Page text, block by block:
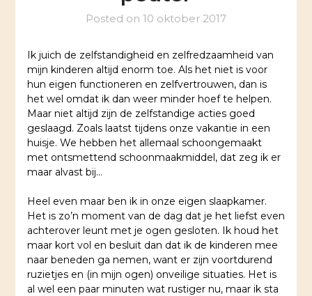
Posted on 10 oktober 2017
Ik juich de zelfstandigheid en zelfredzaamheid van
mijn kinderen altijd enorm toe. Als het niet is voor
hun eigen functioneren en zelfvertrouwen, dan is
het wel omdat ik dan weer minder hoef te helpen.
Maar niet altijd zijn de zelfstandige acties goed
geslaagd. Zoals laatst tijdens onze vakantie in een
huisje. We hebben het allemaal schoongemaakt
met ontsmettend schoonmaakmiddel, dat zeg ik er
maar alvast bij…
Heel even maar ben ik in onze eigen slaapkamer.
Het is zo’n moment van de dag dat je het liefst even
achterover leunt met je ogen gesloten. Ik houd het
maar kort vol en besluit dan dat ik de kinderen mee
naar beneden ga nemen, want er zijn voortdurend
ruzietjes en (in mijn ogen) onveilige situaties. Het is
al wel een paar minuten wat rustiger nu, maar ik sta